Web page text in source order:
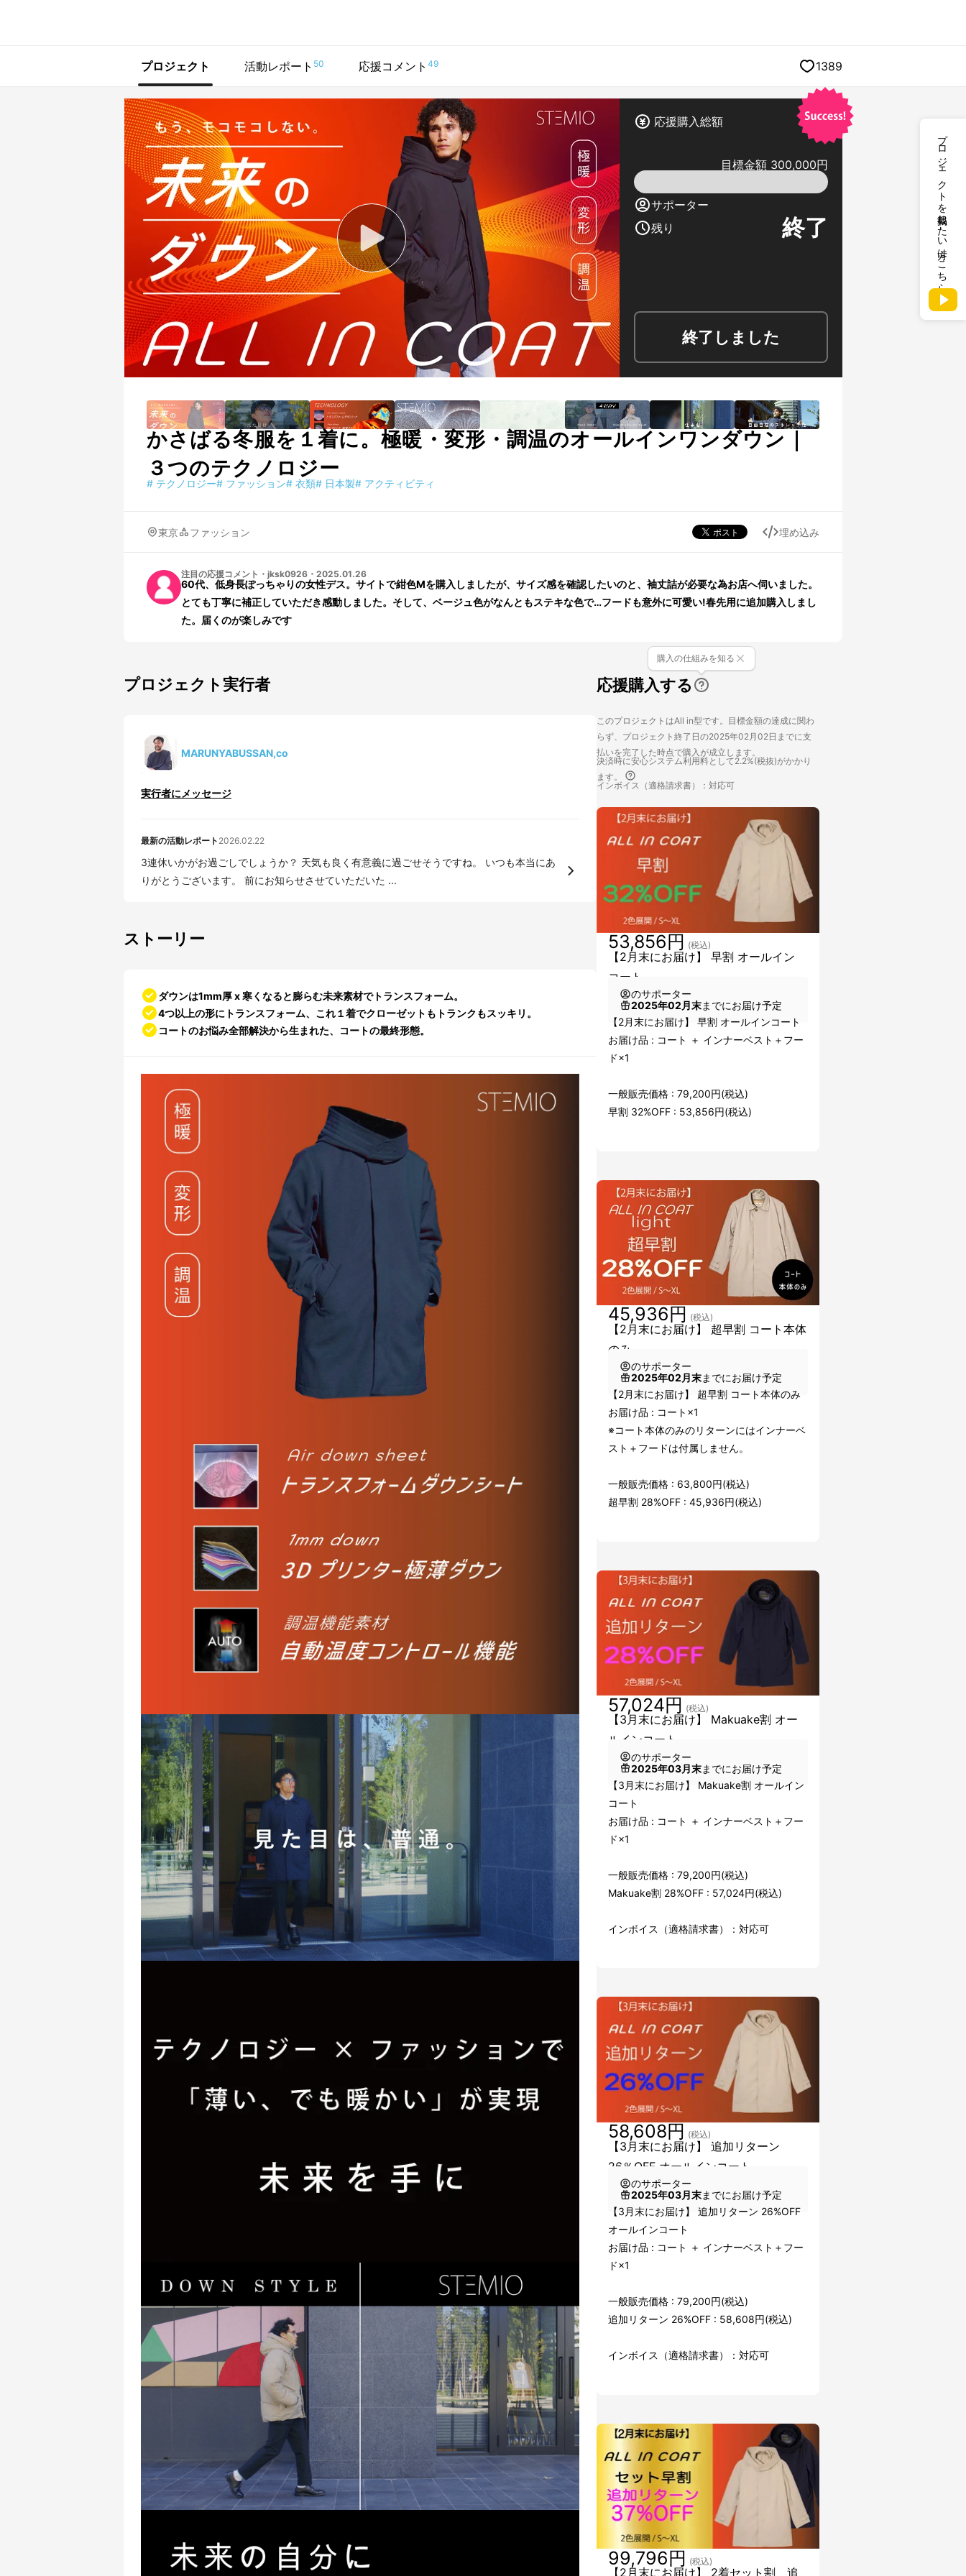
プロジェクトを掲載したい方はこちら
プロジェクト 活動レポート 50 応援コメント 49 1389
応援購入総額
目標金額 300,000円
サポーター
残り
終了
終了しました
かさばる冬服を１着に。極暖・変形・調温のオールインワンダウン｜
３つのテクノロジー
# テクノロジー# ファッション# 衣類# 日本製# アクティビティ
東京 ファッション 埋め込み
注目の応援コメント ・ jksk0926 ・ 2025.01.26
60代、低身長ぽっちゃりの女性デス。サイトで紺色Mを購入しましたが、サイズ感を確認したいのと、袖丈詰が必要な為お店へ伺いました。
とても丁寧に補正していただき感動しました。そして、ベージュ色がなんともステキな色で…フードも意外に可愛い!春先用に追加購入しまし
た。届くのが楽しみです
プロジェクト実行者
MARUNYABUSSAN,co
実行者にメッセージ
最新の活動レポート 2026.02.22
3連休いかがお過ごしでしょうか？ 天気も良く有意義に過ごせそうですね。 いつも本当にあ
りがとうございます。 前にお知らせさせていただいた ...
ストーリー
ダウンは1mm厚 x 寒くなると膨らむ未来素材でトランスフォーム。
4つ以上の形にトランスフォーム、これ１着でクローゼットもトランクもスッキリ。
コートのお悩み全部解決から生まれた、コートの最終形態。
応援購入する
購入の仕組みを知る
このプロジェクトはAll in型です。目標金額の達成に関わ
らず、プロジェクト終了日の2025年02月02日までに支
払いを完了した時点で購入が成立します。
決済時に安心システム利用料として2.2%(税抜)がかかり
ます。
インボイス（適格請求書）：対応可
【2月末にお届け】 早割 オールイン
コート
53,856円 (税込)
のサポーター
2025年02月末までにお届け予定
【2月末にお届け】 早割 オールインコート
お届け品 : コート ＋ インナーベスト＋フー
ド×1
一般販売価格 : 79,200円(税込)
早割 32%OFF : 53,856円(税込)
【2月末にお届け】 超早割 コート本体
のみ
45,936円 (税込)
のサポーター
2025年02月末までにお届け予定
【2月末にお届け】 超早割 コート本体のみ
お届け品 : コート×1
※コート本体のみのリターンにはインナーベ
スト＋フードは付属しません。
一般販売価格 : 63,800円(税込)
超早割 28%OFF : 45,936円(税込)
【3月末にお届け】 Makuake割 オー
ルインコート
57,024円 (税込)
のサポーター
2025年03月末までにお届け予定
【3月末にお届け】 Makuake割 オールイン
コート
お届け品 : コート ＋ インナーベスト＋フー
ド×1
一般販売価格 : 79,200円(税込)
Makuake割 28%OFF : 57,024円(税込)
インボイス（適格請求書）：対応可
【3月末にお届け】 追加リターン
26％OFF オールインコート
58,608円 (税込)
のサポーター
2025年03月末までにお届け予定
【3月末にお届け】 追加リターン 26%OFF
オールインコート
お届け品 : コート ＋ インナーベスト＋フー
ド×1
一般販売価格 : 79,200円(税込)
追加リターン 26%OFF : 58,608円(税込)
インボイス（適格請求書）：対応可
【2月末にお届け】 2着セット割 追
99,796円 (税込)